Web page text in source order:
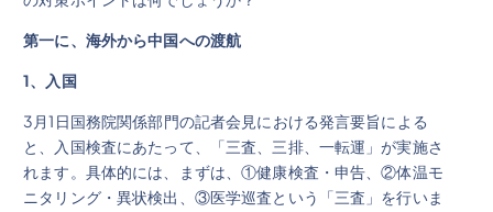
第一に、海外から中国への渡航
1、入国
3月1日国務院関係部門の記者会見における発言要旨による
と、入国検査にあたって、「三査、三排、一転運」が実施さ
れます。具体的には、まずは、①健康検査・申告、②体温モ
ニタリング・異状検出、③医学巡査という「三査」を行いま